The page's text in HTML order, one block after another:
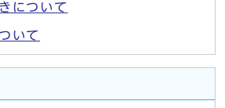
について
いて